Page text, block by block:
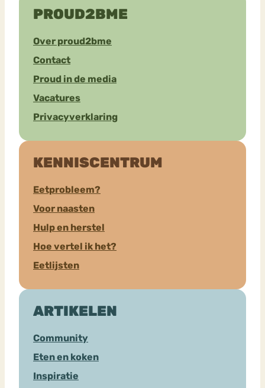
PROUD2BME
Over proud2bme
Contact
Proud in de media
Vacatures
Privacyverklaring
KENNISCENTRUM
Eetprobleem?
Voor naasten
Hulp en herstel
Hoe vertel ik het?
Eetlijsten
ARTIKELEN
Community
Eten en koken
Inspiratie